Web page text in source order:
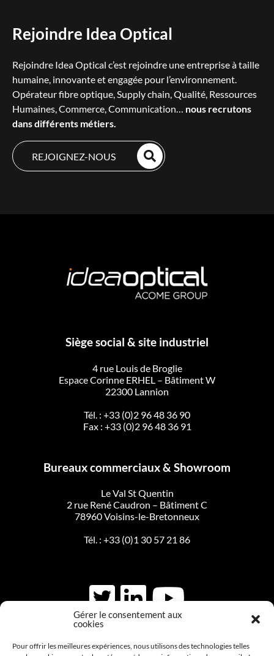
Gérer le consentement aux
cookies
Pour offrir les meilleures expériences, nous utilisons des technologies telles
Rejoindre Idea Optical
Rejoindre Idea Optical c’est rejoindre une entreprise à taille
humaine, innovante et engagée pour l’environnement.
Opérateur fibre optique, Supply chain, Qualité, Ressources
Humaines, Commerce, Communication… nous recrutons
dans différents métiers.
REJOIGNEZ-NOUS
Siège social & site industriel
4 rue Louis de Broglie
Espace Corinne ERHEL – Bâtiment W
22300 Lannion
Tél. : +33 (0)2 96 48 36 90
Fax : +33 (0)2 96 48 36 91
Bureaux commerciaux & Showroom
Le Val St Quentin
2 rue René Caudron – Bâtiment C
78960 Voisins-le-Bretonneux
Tél. : +33 (0)1 30 57 21 86
CONTACTEZ-NOUS